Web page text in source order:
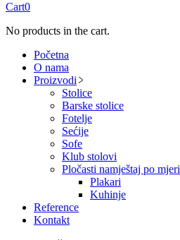
Cart0
No products in the cart.
Početna
O nama
Proizvodi
Stolice
Barske stolice
Fotelje
Sećije
Sofe
Klub stolovi
Pločasti namještaj po mjeri
Plakari
Kuhinje
Reference
Kontakt